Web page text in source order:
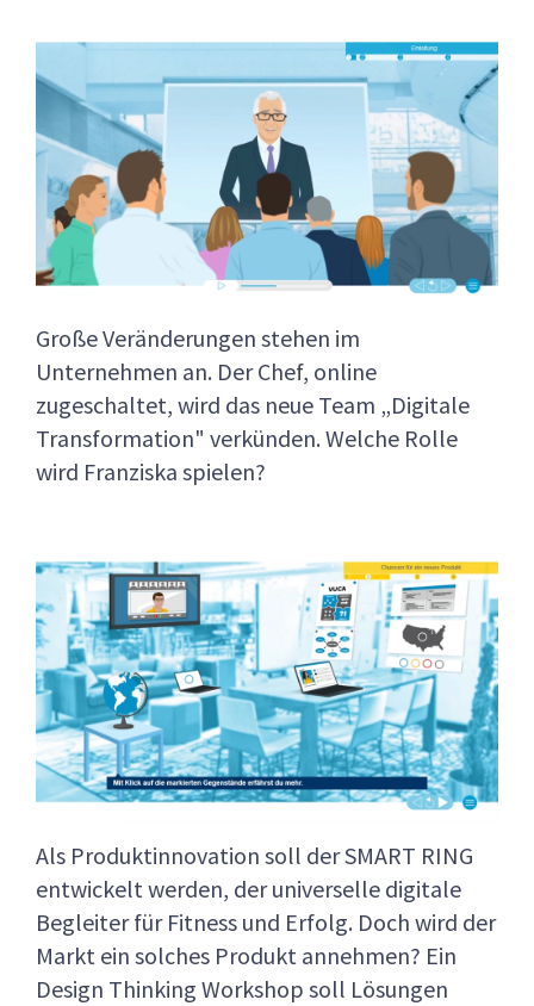
Große Veränderungen stehen im
Unternehmen an. Der Chef, online
zugeschaltet, wird das neue Team „Digitale
Transformation" verkünden. Welche Rolle
wird Franziska spielen?
Als Produktinnovation soll der SMART RING
entwickelt werden, der universelle digitale
Begleiter für Fitness und Erfolg. Doch wird der
Markt ein solches Produkt annehmen? Ein
Design Thinking Workshop soll Lösungen